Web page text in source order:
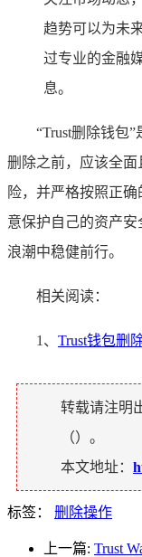
趋势可以为未
过专业的金融
息。
“Trust删除钱包
删除之前，应该全
险，并严格按照正
意保护自己的资产
浪潮中稳健前行。
相关阅读：
1、 Trust钱包删
转载请注明
（）。
本文地址：
标签： 删除操作
上一篇: Trust